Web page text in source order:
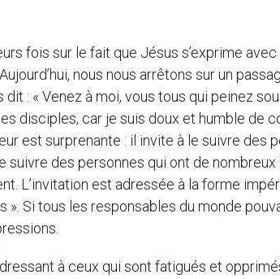
fois sur le fait que Jésus s’exprime
nous nous arrêtons sur un
dit : « Venez à moi, vous tous qui peinez
disciples, car je suis doux et humble de
est surprenante : il invite à le suivre des
suivre des personnes qui ont de
L’invitation est adressée à la forme
». Si tous les responsables du monde
à ceux qui sont fatigués et